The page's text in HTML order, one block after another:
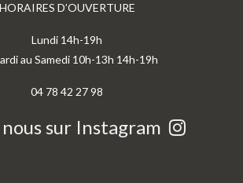
HORAIRES D’OUVERTURE
Lundi 14h-19h
au Samedi 10h-13h 14h-19h
04 78 42 27 98
sur Instagram